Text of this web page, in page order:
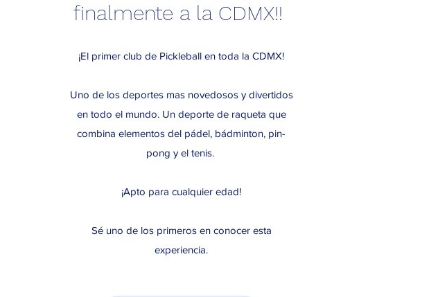
finalmente a la CDMX!!
¡El primer club de Pickleball en toda la CDMX!
Uno de los deportes mas novedosos y divertidos
en todo el mundo. Un deporte de raqueta que
combina elementos del pádel, bádminton, pin-
pong y el tenis.
¡Apto para cualquier edad!
Sé uno de los primeros en conocer esta
experiencia.